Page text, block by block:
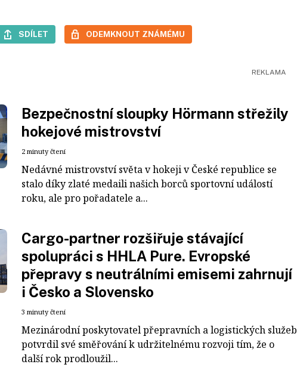
SDÍLET ODEMKNOUT ZNÁMÉMU
Bezpečnostní sloupky Hörmann střežily
hokejové mistrovství
2 minuty čtení
Nedávné mistrovství světa v hokeji v České republice se
stalo díky zlaté medaili našich borců sportovní událostí
roku, ale pro pořadatele a...
Cargo-partner rozšiřuje stávající
spolupráci s HHLA Pure. Evropské
přepravy s neutrálními emisemi zahrnují
i Česko a Slovensko
3 minuty čtení
Mezinárodní poskytovatel přepravních a logistických služeb
potvrdil své směřování k udržitelnému rozvoji tím, že o
další rok prodloužil...